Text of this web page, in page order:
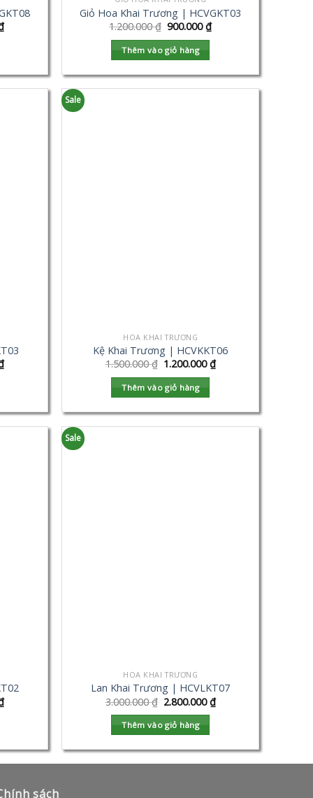
Giỏ Hoa Khai Trương | HCVGKT03
1.200.000₫ 900.000₫
Thêm vào giỏ hàng
Sale
HOA KHAI TRƯƠNG
Kệ Khai Trương | HCVKKT06
1.500.000₫ 1.200.000₫
Thêm vào giỏ hàng
Sale
HOA KHAI TRƯƠNG
Lan Khai Trương | HCVLKT07
3.000.000₫ 2.800.000₫
Thêm vào giỏ hàng
sách